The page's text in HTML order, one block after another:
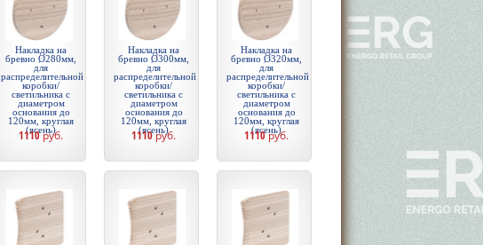
Накладка на
бревно Ø280мм,
для
распределительной
коробки/
светильника с
диаметром
основания до
120мм, круглая
(ясень)
1110руб.
Накладка на
бревно Ø300мм,
для
распределительной
коробки/
светильника с
диаметром
основания до
120мм, круглая
(ясень)
1110руб.
Накладка на
бревно Ø320мм,
для
распределительной
коробки/
светильника с
диаметром
основания до
120мм, круглая
(ясень)
1110руб.